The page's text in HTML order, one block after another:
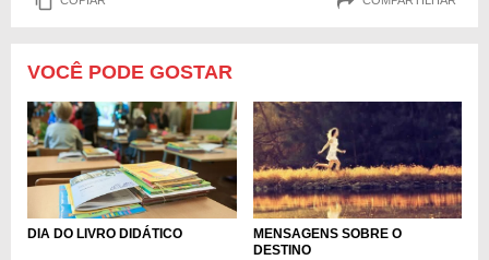
VOCÊ PODE GOSTAR
DIA DO LIVRO DIDÁTICO
MENSAGENS SOBRE O
DESTINO